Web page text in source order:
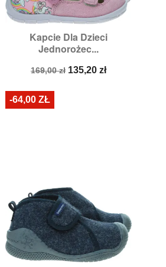
Kapcie Dla Dzieci
Jednorożec...
Cena
169,00 zł Cena
135,20 zł
Szybki podgląd
Rozmiary:21
-64,00 ZŁ